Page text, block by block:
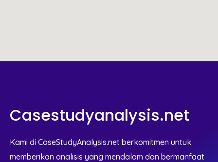
Casestudyanalysis.net
Kami di CaseStudyAnalysis.net berkomitmen untuk
memberikan analisis yang mendalam dan bermanfaat